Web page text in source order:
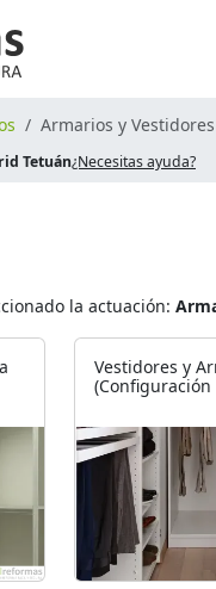
Armarios y Vestidores
Tetuán¿Necesitas ayuda?
la actuación:
Vestidores y